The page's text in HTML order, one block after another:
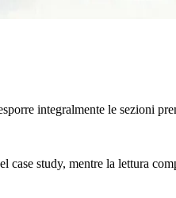
integralmente le sezioni
case study, mentre la lettura